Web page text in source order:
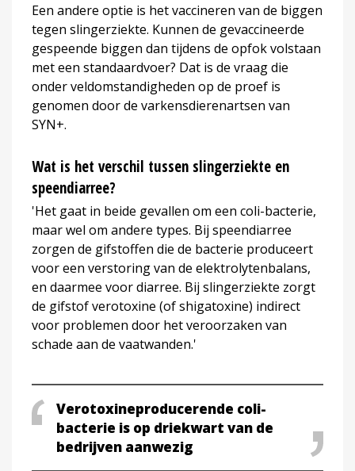
Een andere optie is het vaccineren van de biggen
tegen slingerziekte. Kunnen de gevaccineerde
gespeende biggen dan tijdens de opfok volstaan
met een standaardvoer? Dat is de vraag die
onder veldomstandigheden op de proef is
genomen door de varkensdierenartsen van
SYN+.
Wat is het verschil tussen slingerziekte en
speendiarree?
'Het gaat in beide gevallen om een coli-bacterie,
maar wel om andere types. Bij speendiarree
zorgen de gifstoffen die de bacterie produceert
voor een verstoring van de elektrolytenbalans,
en daarmee voor diarree. Bij slingerziekte zorgt
de gifstof verotoxine (of shigatoxine) indirect
voor problemen door het veroorzaken van
schade aan de vaatwanden.'
Verotoxineproducerende coli-
bacterie is op driekwart van de
bedrijven aanwezig